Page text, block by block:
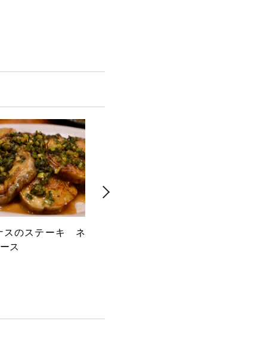
スのステーキ ネ
ス